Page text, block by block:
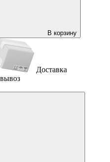
В корзину
Доставка